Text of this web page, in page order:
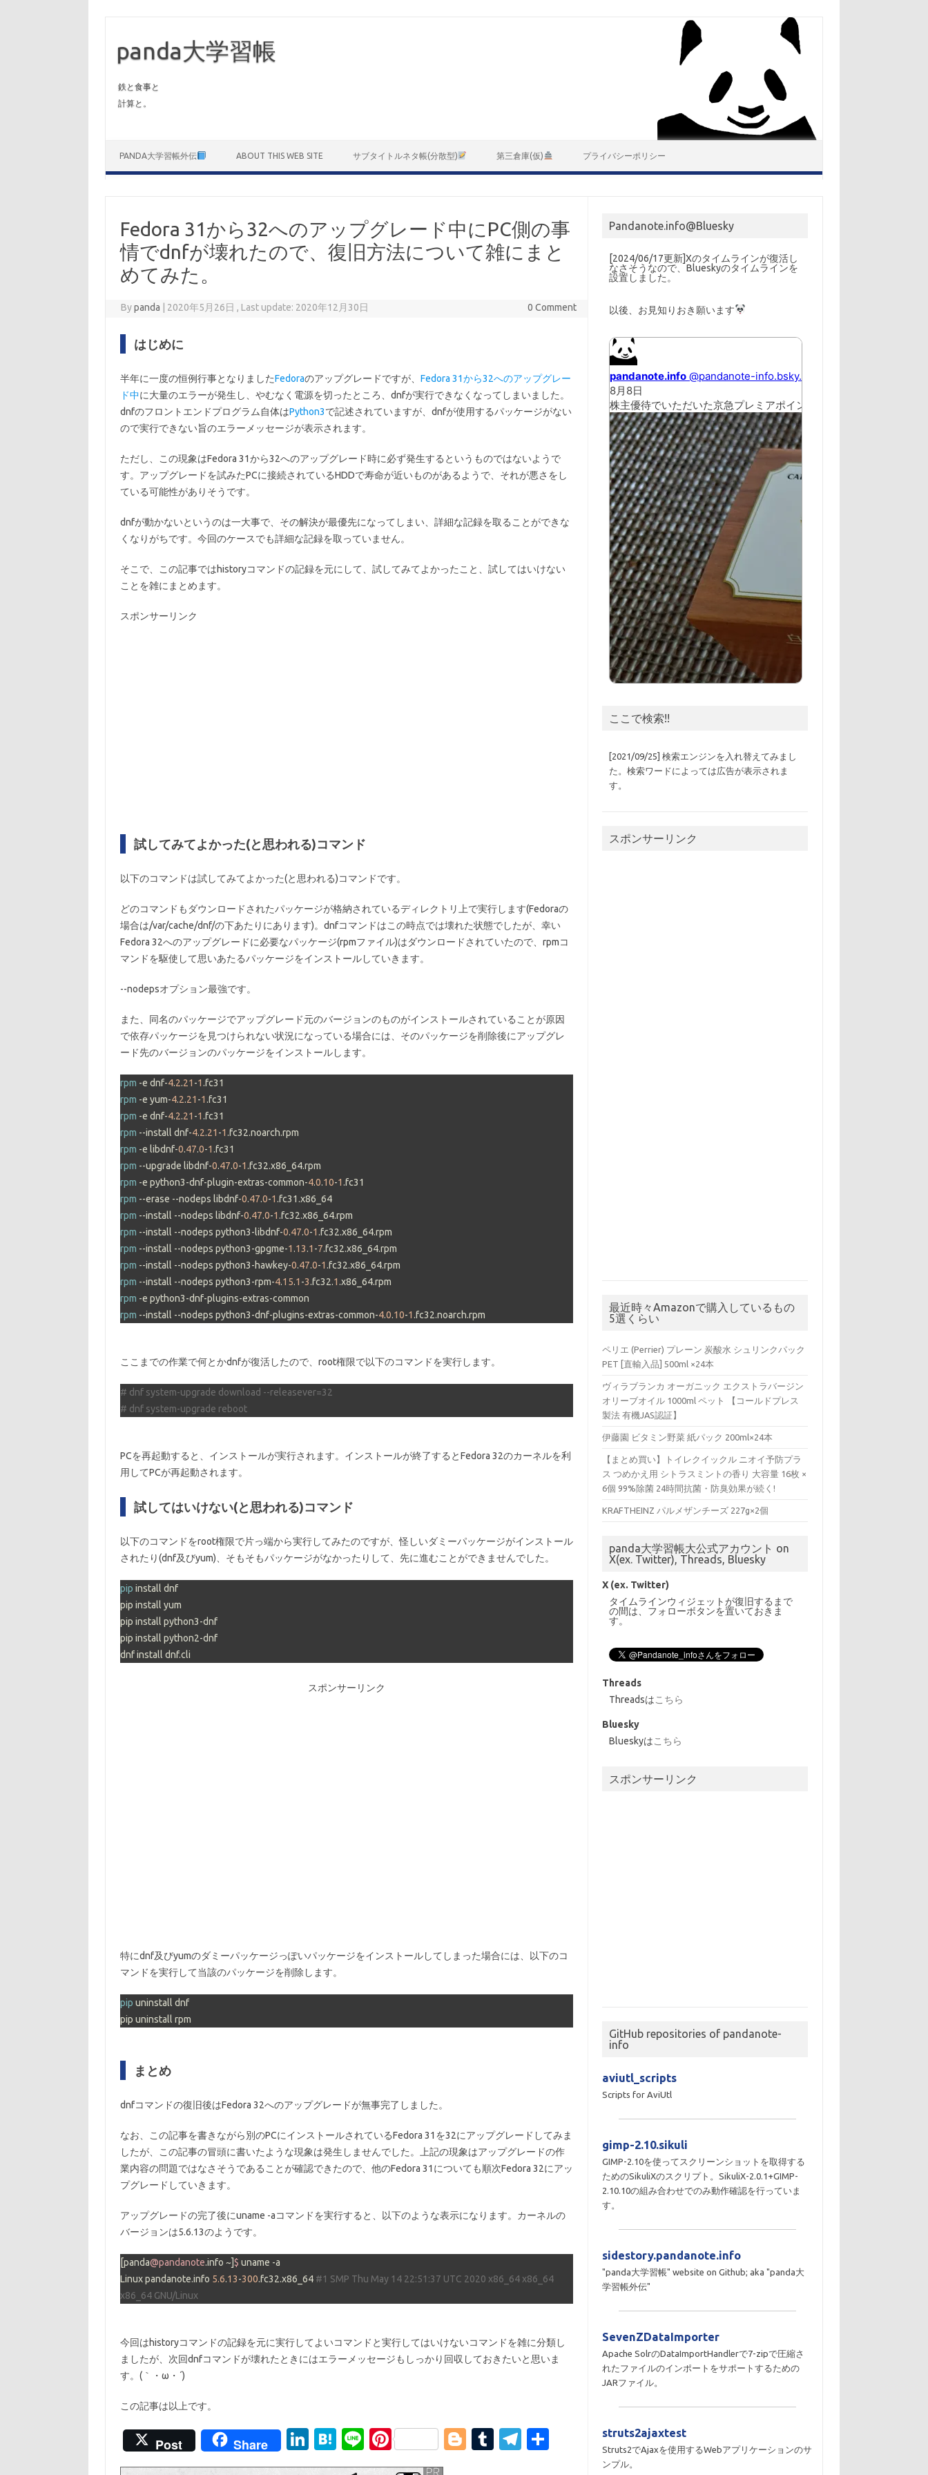
panda大学習帳
鉄と食事と
計算と。
PANDA大学習帳外伝 ABOUT THIS WEB SITE サブタイトルネタ帳(分散型) 第三倉庫(仮) プライバシーポリシー
Fedora 31から32へのアップグレード中にPC側の事
情でdnfが壊れたので、復旧方法について雑にまと
めてみた。
Bypanda 2020年5月26日 , Last update: 2020年12月30日 0 Comment
はじめに
半年に一度の恒例行事となりましたFedoraのアップグレードですが、 Fedora 31から32へのアップグレー
ド中に大量のエラーが発生し、やむなく電源を切ったところ、dnfが実行できなくなってしまいました。
dnfのフロントエンドプログラム自体はPython3で記述されていますが、dnfが使用するパッケージがない
ので実行できない旨のエラーメッセージが表示されます。
ただし、この現象はFedora 31から32へのアップグレード時に必ず発生するというものではないようで
す。アップグレードを試みたPCに接続されているHDDで寿命が近いものがあるようで、それが悪さをし
ている可能性がありそうです。
dnfが動かないというのは一大事で、その解決が最優先になってしまい、詳細な記録を取ることができな
くなりがちです。今回のケースでも詳細な記録を取っていません。
そこで、この記事ではhistoryコマンドの記録を元にして、試してみてよかったこと、試してはいけない
ことを雑にまとめます。
スポンサーリンク
試してみてよかった(と思われる)コマンド
以下のコマンドは試してみてよかった(と思われる)コマンドです。
どのコマンドもダウンロードされたパッケージが格納されているディレクトリ上で実行します(Fedoraの
場合は/var/cache/dnf/の下あたりにあります)。dnfコマンドはこの時点では壊れた状態でしたが、幸い
Fedora 32へのアップグレードに必要なパッケージ(rpmファイル)はダウンロードされていたので、rpmコ
マンドを駆使して思いあたるパッケージをインストールしていきます。
--nodepsオプション最強です。
また、同名のパッケージでアップグレード元のバージョンのものがインストールされていることが原因
で依存パッケージを見つけられない状況になっている場合には、そのパッケージを削除後にアップグレ
ード先のバージョンのパッケージをインストールします。
rpm -e dnf-4.2.21 -1
rpm -e yum-4.2.21 -1
rpm -e dnf-4.2.21 -1
rpm --install dnf-4.2.21 -1
rpm -e libdnf-0.47.0-1
rpm --upgrade libdnf-0.47.0-1
rpm -e python3-dnf-plugin-extras-common-4.0.10-1
rpm --erase --nodeps libdnf-0.47.0-1
.fc31.x86_64
rpm --install --nodeps libdnf-0.47.0-1
rpm --install --nodeps python3-libdnf-0.47.0-1
rpm --install --nodeps python3-gpgme-1 .13.1 -7
rpm --install --nodeps python3-hawkey-0.47.0-1
rpm --install --nodeps python3-rpm-4.15.1 -3.fc32.1
rpm
rpm --install --nodeps python3-dnf-plugins-extras-common-4.0.10-1 .fc32.noarch.rpm
ここまでの作業で何とかdnfが復活したので、root権限で以下のコマンドを実行します。
# dnf system-upgrade download --releasever=32
# dnf system-upgrade reboot
PCを再起動すると、インストールが実行されます。インストールが終了するとFedora 32のカーネルを利
用してPCが再起動されます。
試してはいけない(と思われる)コマンド
以下のコマンドをroot権限で片っ端から実行してみたのですが、怪しいダミーパッケージがインストール
されたり(dnf及びyum)、そもそもパッケージがなかったりして、先に進むことができませんでした。
pip install dnf
pip install yum
pip install python3-dnf
pip install python2-dnf
dnf install dnf.cli
スポンサーリンク
特にdnf及びyumのダミーパッケージっぽいパッケージをインストールしてしまった場合には、以下のコ
マンドを実行して当該のパッケージを削除します。
pip uninstall dnf
pip uninstall rpm
まとめ
dnfコマンドの復旧後はFedora 32へのアップグレードが無事完了しました。
なお、この記事を書きながら別のPCにインストールされているFedora 31を32にアップグレードしてみま
したが、この記事の冒頭に書いたような現象は発生しませんでした。上記の現象はアップグレードの作
業内容の問題ではなさそうであることが確認できたので、他のFedora 31についても順次Fedora 32にアッ
プグレードしていきます。
アップグレードの完了後にuname -aコマンドを実行すると、以下のような表示になります。カーネルの
バージョンは5.6.13のようです。
[panda@pandanote.info ~]$ uname -a
Linux pandanote.info 5.6.13-300.fc32.x86_64 #1 SMP Thu May 14 22:51:37 UTC 2020 x86_64 x86_64
x86_64 GNU/Linux
今回はhistoryコマンドの記録を元に実行してよいコマンドと実行してはいけないコマンドを雑に分類し
ましたが、次回dnfコマンドが壊れたときにはエラーメッセージもしっかり回収しておきたいと思いま
す。(｀・ω・´)
この記事は以上です。
Post Share
Li
n
H
at
Li
n
Pi
nt
Bl
T
T
Pandanote.info@Bluesky
[2024/06/17更新]Xのタイムラインが復活し
なさそうなので、Blueskyのタイムラインを
設置しました。
以後、お見知りおき願います
ここで検索!!
[2021/09/25] 検索エンジンを入れ替えてみまし
た。検索ワードによっては広告が表示されま
す。
スポンサーリンク
最近時々Amazonで購入しているもの
5選くらい
ペリエ (Perrier) プレーン 炭酸水 シュリンクパック
PET [直輸入品] 500ml ×24本
ヴィラブランカ オーガニック エクストラバージン
オリーブオイル 1000ml ペット 【コールドプレス
製法 有機JAS認証】
伊藤園 ビタミン野菜 紙パック 200ml×24本
【まとめ買い】トイレクイックル ニオイ予防プラ
ス つめかえ用 シトラスミントの香り 大容量 16枚 ×
6個 99%除菌 24時間抗菌・防臭効果が続く!
KRAFTHEINZ パルメザンチーズ 227g×2個
panda大学習帳大公式アカウント on
X(ex. Twitter), Threads, Bluesky
X (ex. Twitter)
タイムラインウィジェットが復旧するまで
の間は、フォローボタンを置いておきま
す。
Threads
Threadsはこちら
Bluesky
Blueskyはこちら
スポンサーリンク
GitHub repositories of pandanote-
info
aviutl_scripts
Scripts for AviUtl
gimp-2.10.sikuli
GIMP-2.10を使ってスクリーンショットを取得する
ためのSikuliXのスクリプト。SikuliX-2.0.1+GIMP-
2.10.10の組み合わせでのみ動作確認を行っていま
す。
sidestory.pandanote.info
"panda大学習帳" website on Github; aka "panda大
学習帳外伝"
SevenZDataImporter
Apache SolrのDataImportHandlerで7-zipで圧縮さ
れたファイルのインポートをサポートするための
JARファイル。
struts2ajaxtest
Struts2でAjaxを使用するWebアプリケーションのサ
ンプル。